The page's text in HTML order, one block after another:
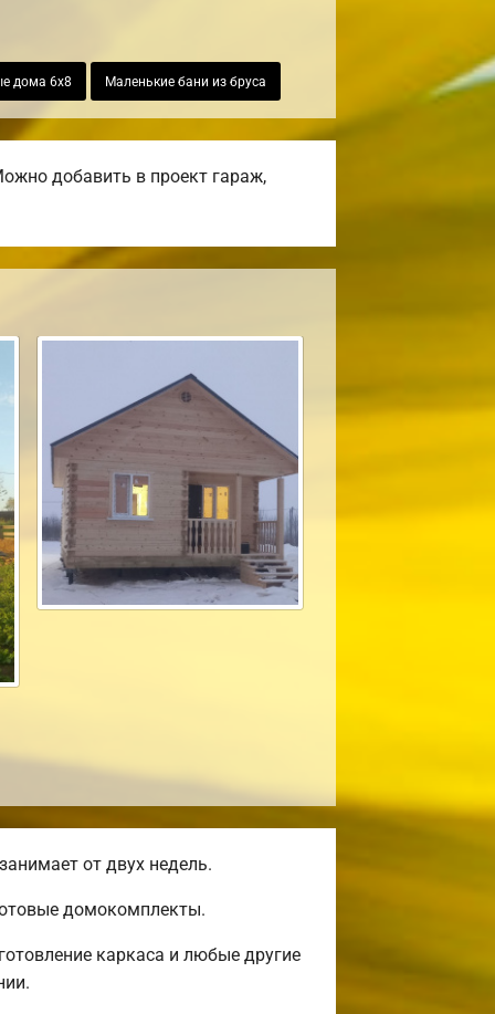
дома 6х8 Маленькие бани из бруса
добавить в проект гараж,
от двух недель.
домокомплекты.
каркаса и любые другие